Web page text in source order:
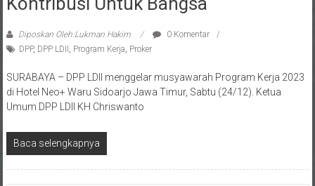
DPP,DPP LDII,Program Kerja,Proker
di Hotel Neo+ Waru Sidoarjo Jawa Timur, Sabtu (24/12). Ketua
Umum DPP LDII KH Chriswanto